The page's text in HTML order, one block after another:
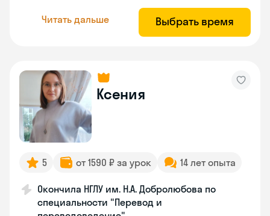
Читать дальше Выбрать время
Ксения
5 от 1590 ₽ за урок 14 лет опыта
Окончила НГЛУ им. Н.А. Добролюбова по
специальности "Перевод и